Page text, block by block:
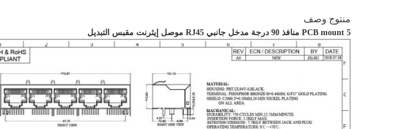
منتوج وصف
PCB mount 5 منافذ 90 درجة مدخل جانبي RJ45 موصل إيثرنت مقبس التبديل